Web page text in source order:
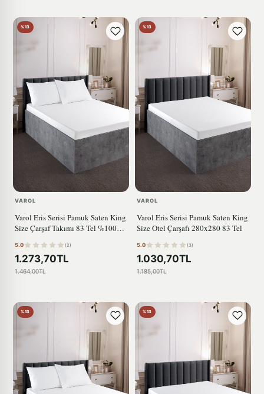
%13
VAROL
Varol Eris Serisi Pamuk Saten King
Size Çarşaf Takımı 83 Tel %100
5.0 (2)
1.273,70TL
1.464,00TL
%13
VAROL
Varol Eris Serisi Pamuk Saten King
Size Otel Çarşafı 280x280 83 Tel
5.0 (3)
1.030,70TL
1.185,00TL
%13 %13